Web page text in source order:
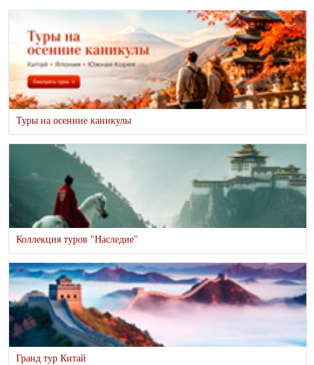
Туры на осенние каникулы
Коллекция туров "Наследие"
Гранд тур Китай